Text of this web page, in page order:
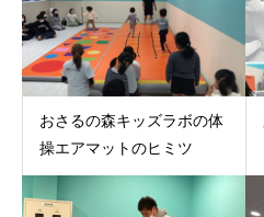
おさるの森キッズラボの体
操エアマットのヒミツ